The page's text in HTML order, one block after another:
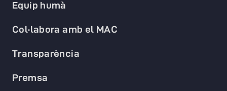
Equip humà
Col·labora amb el MAC
Transparència
Premsa